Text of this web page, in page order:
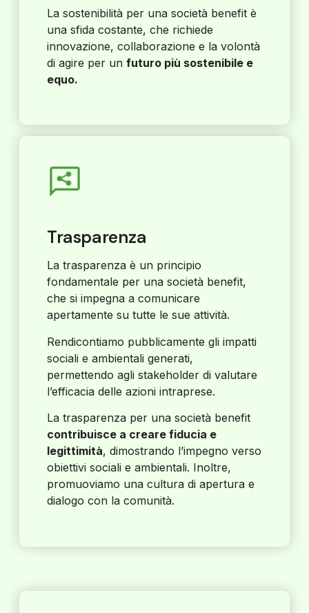
La sostenibilità per una società benefit è
una sfida costante, che richiede
innovazione, collaborazione e la volontà
di agire per un futuro più sostenibile e
equo.
Trasparenza
La trasparenza è un principio
fondamentale per una società benefit,
che si impegna a comunicare
apertamente su tutte le sue attività.
Rendicontiamo pubblicamente gli impatti
sociali e ambientali generati,
permettendo agli stakeholder di valutare
l’efficacia delle azioni intraprese.
La trasparenza per una società benefit
contribuisce a creare fiducia e
legittimità, dimostrando l’impegno verso
obiettivi sociali e ambientali. Inoltre,
promuoviamo una cultura di apertura e
dialogo con la comunità.